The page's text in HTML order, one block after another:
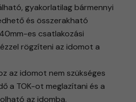
gyakorlatilag bármennyi
és összerakható
es csatlakozási
rögzíteni az idomot a
az idomot nem szükséges
a TOK-ot meglazítani és a
az idomba.